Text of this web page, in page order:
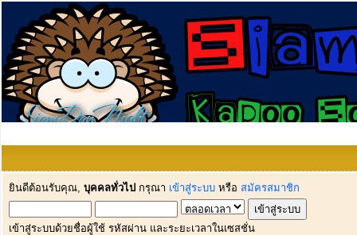
ยินดีต้อนรับคุณ, บุคคลทั่วไป กรุณา เข้าสู่ระบบ หรือ สมัครสมาชิก
เข้าสู่ระบบด้วยชื่อผู้ใช้ รหัสผ่าน และระยะเวลาในเซสชั่น